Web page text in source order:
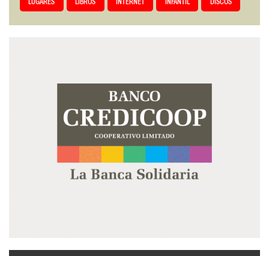
LUGARES LIBROS INTERNET INFANTIL DISCOS